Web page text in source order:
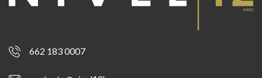
662 183 0007